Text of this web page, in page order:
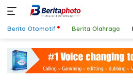
konten
Berita Otomotif Berita Olahraga